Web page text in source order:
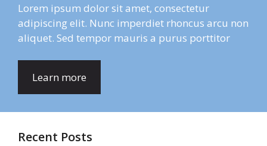
Lorem ipsum dolor sit amet, consectetur
adipiscing elit. Nunc imperdiet rhoncus arcu non
aliquet. Sed tempor mauris a purus porttitor
Learn more
Recent Posts